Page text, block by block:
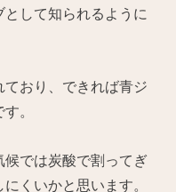
して知られるように
ており、できれば青ジ
。
では炭酸で割ってぎ
くいかと思います。